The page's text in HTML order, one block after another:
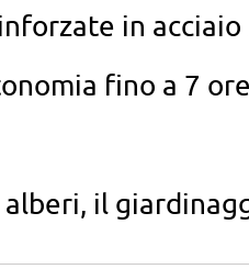
in acciaio
fino a 7 ore
il